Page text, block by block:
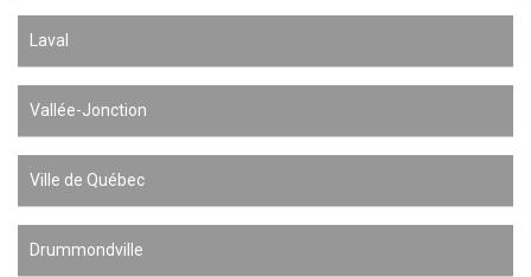
Laval
Vallée-Jonction
Ville de Québec
Drummondville